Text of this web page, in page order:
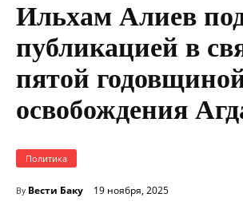
Ильхам Алиев
публикацией в
пятой
освобождения
Политика
By Вести Баку 19 ноября, 2025